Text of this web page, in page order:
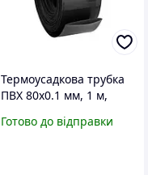
Термоусадкова трубка
ПВХ 80x0.1 мм, 1 м,
Готово до відправки